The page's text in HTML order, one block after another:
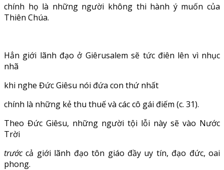
chính họ là những người không thi hành ý muốn của
Thiên Chúa.
Hẳn giới lãnh đạo ở Giêrusalem sẽ tức điên lên vì nhục
nhã
khi nghe Đức Giêsu nói đứa con thứ nhất
chính là những kẻ thu thuế và các cô gái điếm (c. 31).
Theo Đức Giêsu, những người tội lỗi này sẽ vào Nước
Trời
trướccả giới lãnh đạo tôn giáo đầy uy tín, đạo đức, oai
phong.